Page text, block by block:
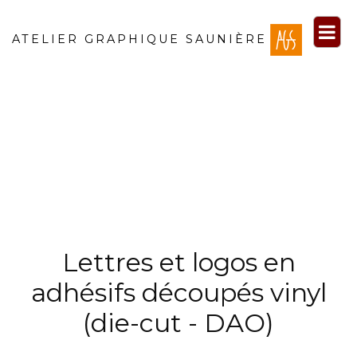
ATELIER GRAPHIQUE SAUNIÈRE
Lettres et logos en
adhésifs découpés vinyl
(die-cut - DAO)